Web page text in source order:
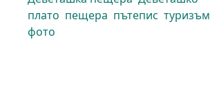
плато пещера пътепис туризъм
фото